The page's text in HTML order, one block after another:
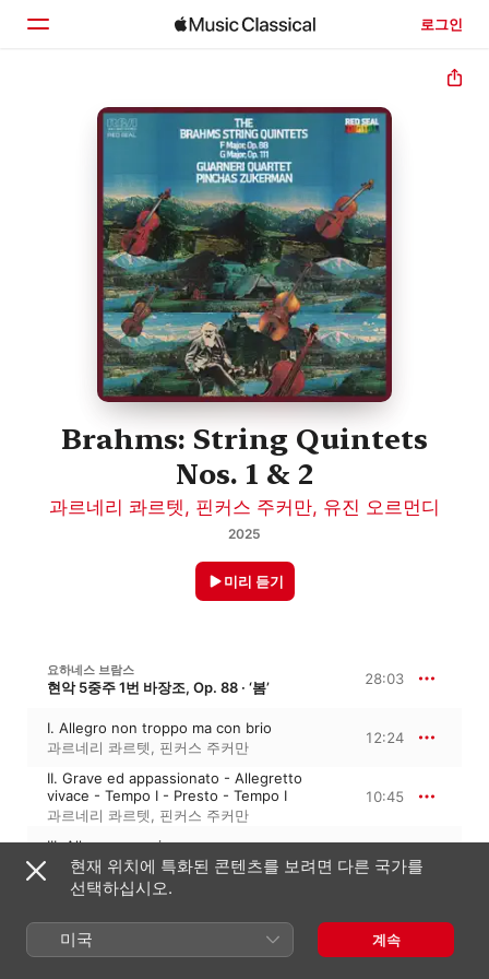
로그인
검색
Brahms: String Quintets
Nos. 1 & 2
과르네리 콰르텟, 핀커스 주커만, 유진 오르먼디
2025
미리 듣기
요하네스 브람스
현악 5중주 1번 바장조, Op. 88 · ‘봄’ 28:03
I. Allegro non troppo ma con brio
과르네리 콰르텟, 핀커스 주커만
12:24
II. Grave ed appassionato - Allegretto
vivace - Tempo I - Presto - Tempo I
과르네리 콰르텟, 핀커스 주커만
10:45
III. Allegro energico
과르네리 콰르텟, 핀커스 주커만
4:53
요하네스 브람스
현악 5중주 2번 사장조, Op. 111 27:36
현재 위치에 특화된 콘텐츠를 보려면 다른 국가를
선택하십시오.
미국 계속